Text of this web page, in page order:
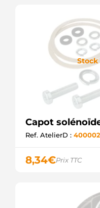
Capot
Ref. AtelierD :
8,34€Prix TTC